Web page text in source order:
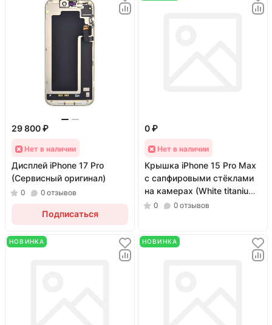
29 800 ₽
Нет в наличии
Дисплей iPhone 17 Pro
(Сервисный оригинал)
0 0 отзывов
Подписаться
0 ₽
Нет в наличии
Крышка iPhone 15 Pro Max
с сапфировыми стёклами
на камерах (White titanium/
Белый; оригинал; монолит)
0 0 отзывов
НОВИНКА НОВИНКА